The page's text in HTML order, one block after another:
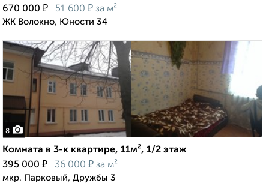
670 000 ₽ 51 600 ₽ за м²
ЖК Волокно, Юности 34
8
Комната в 3-к квартире, 11м², 1/2 этаж
395 000 ₽ 36 000 ₽ за м²
мкр. Парковый, Дружбы 3